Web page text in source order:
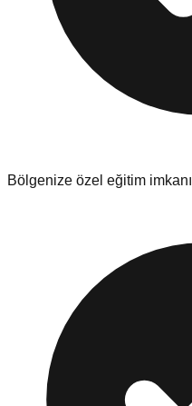
Bölgenize özel eğitim imkanı